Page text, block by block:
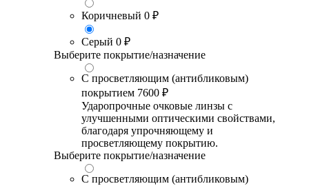
Коричневый 0 ₽
Серый 0 ₽
Выберите покрытие/назначение
С просветляющим (антибликовым)
покрытием 7600 ₽
Ударопрочные очковые линзы с
улучшенными оптическими свойствами,
благодаря упрочняющему и
просветляющему покрытию.
Выберите покрытие/назначение
С просветляющим (антибликовым)